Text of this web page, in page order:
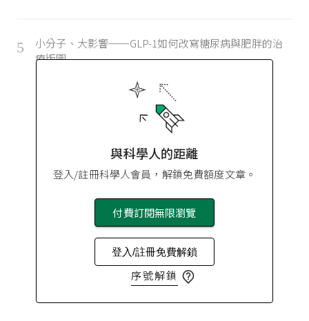
5
小分子、大影響──GLP-1如何改寫糖尿病與肥胖的治
療版圖
與科學人的距離
登入/註冊科學人會員，解鎖免費額度文章。
付費訂閱無限瀏覽
登入/註冊免費解鎖
序號解鎖